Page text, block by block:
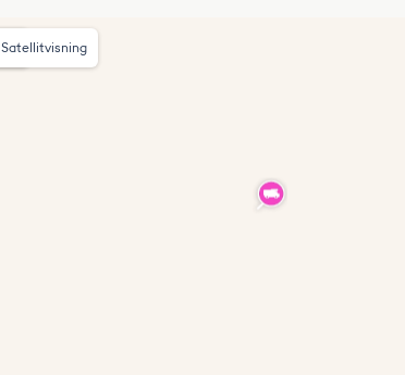
Satellitvisning